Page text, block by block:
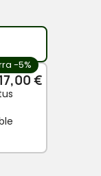
-5%
€